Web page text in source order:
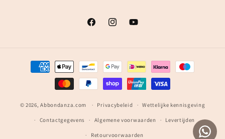
FacebookInstagramYouTube
Betaalmethoden
© 2026,Abbondanza.com Privacybeleid Wettelijke kennisgeving
Contactgegevens Algemene voorwaarden Levertijden
Retourvoorwaarden